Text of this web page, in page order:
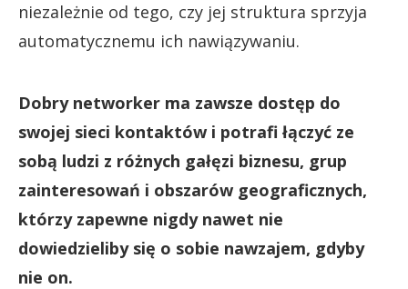
niezależnie od tego, czy jej struktura sprzyja
automatycznemu ich nawiązywaniu.
Dobry networker ma zawsze dostęp do
swojej sieci kontaktów i potrafi łączyć ze
sobą ludzi z różnych gałęzi biznesu, grup
zainteresowań i obszarów geograficznych,
którzy zapewne nigdy nawet nie
dowiedzieliby się o sobie nawzajem, gdyby
nie on.